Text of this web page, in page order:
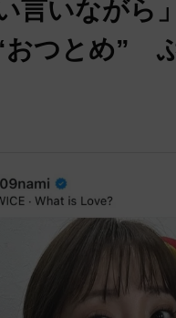
言いながら
おつとめ”